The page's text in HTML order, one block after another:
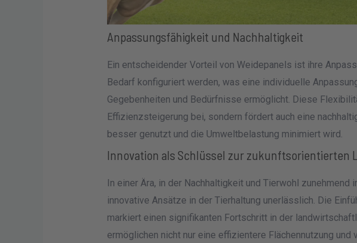
Anpassungsfähigkeit und Nachhaltigkeit
Ein entscheidender Vorteil von Weidepanels ist ihre
Bedarf konfiguriert werden, was eine individuelle
Gegebenheiten und Bedürfnisse ermöglicht. Diese
Effizienzsteigerung bei, sondern fördert auch eine
besser genutzt und die Umweltbelastung minimiert wird.
Innovation als Schlüssel zur zukunftsorientierten
In einer Ära, in der Nachhaltigkeit und Tierwohl zunehmend
innovative Ansätze in der Tierhaltung unerlässlich. Die
markiert einen signifikanten Fortschritt in der
ermöglichen nicht nur eine effizientere Flächennutzung und